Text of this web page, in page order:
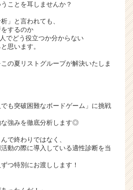
ことを耳しませんか？
」と言われても、
するのか
でどう役立つか分からない
思います。
の夏リストグループが解決いたしま
も突破困難なボードゲーム」に挑戦
強みを徹底分析します◎
で終わりではなく、
動の際に導入している適性診断を当
つ特別にお渡しします！